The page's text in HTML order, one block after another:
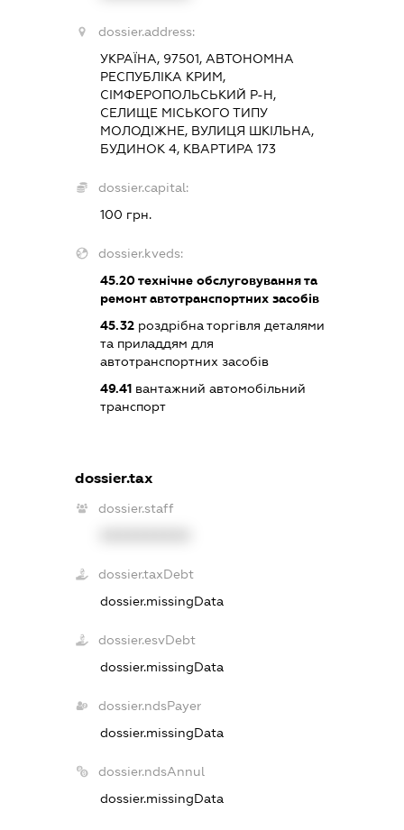
dossier.address:
УКРАЇНА, 97501, АВТОНОМНА
РЕСПУБЛІКА КРИМ,
СІМФЕРОПОЛЬСЬКИЙ Р-Н,
СЕЛИЩЕ МІСЬКОГО ТИПУ
МОЛОДІЖНЕ, ВУЛИЦЯ ШКІЛЬНА,
БУДИНОК 4, КВАРТИРА 173
dossier.capital:
100 грн.
dossier.kveds:
45.20технічне обслуговування та
ремонт автотранспортних засобів
45.32роздрібна торгівля деталями
та приладдям для
автотранспортних засобів
49.41вантажний автомобільний
транспорт
dossier.tax
dossier.staff
dossier.taxDebt
dossier.missingData
dossier.esvDebt
dossier.missingData
dossier.ndsPayer
dossier.missingData
dossier.ndsAnnul
dossier.missingData